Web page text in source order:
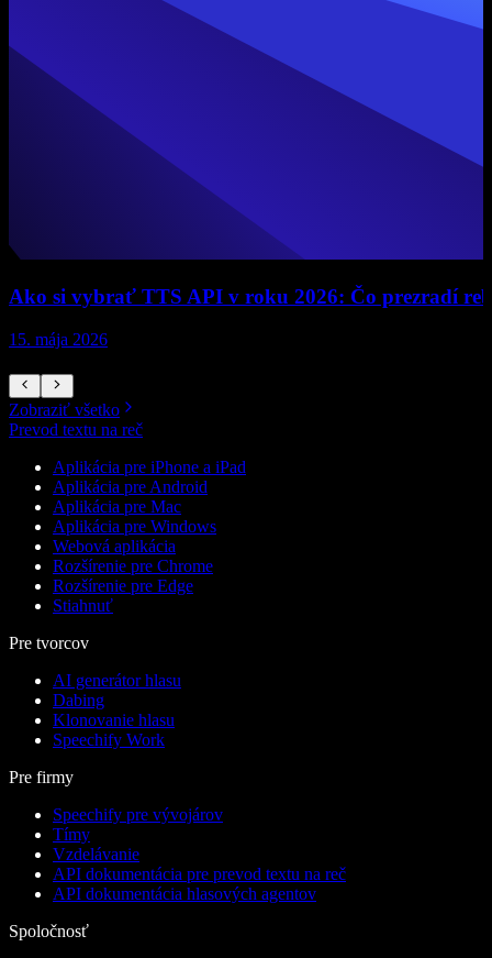
Ako si vybrať TTS API v roku 2026: Čo prezradí
15. mája 2026
Zobraziť všetko
Prevod textu na reč
Aplikácia pre iPhone a iPad
Aplikácia pre Android
Aplikácia pre Mac
Aplikácia pre Windows
Webová aplikácia
Rozšírenie pre Chrome
Rozšírenie pre Edge
Stiahnuť
Pre tvorcov
AI generátor hlasu
Dabing
Klonovanie hlasu
Speechify Work
Pre firmy
Speechify pre vývojárov
Tímy
Vzdelávanie
API dokumentácia pre prevod textu na reč
API dokumentácia hlasových agentov
Spoločnosť